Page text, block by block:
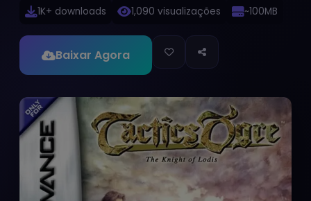
1K+ downloads 1,090 visualizações ~100MB
Baixar Agora